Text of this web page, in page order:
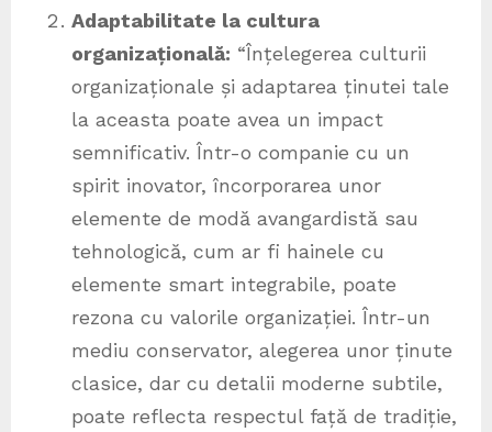
Adaptabilitate la cultura
organizațională: “Înțelegerea culturii
organizaționale și adaptarea ținutei tale
la aceasta poate avea un impact
semnificativ. Într-o companie cu un
spirit inovator, încorporarea unor
elemente de modă avangardistă sau
tehnologică, cum ar fi hainele cu
elemente smart integrabile, poate
rezona cu valorile organizației. Într-un
mediu conservator, alegerea unor ținute
clasice, dar cu detalii moderne subtile,
poate reflecta respectul față de tradiție,